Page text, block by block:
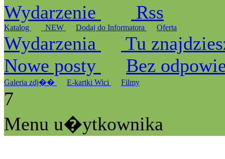
Wydarzenie
Rss
Katalog _NEW Dodaj do Informatora Oferta
Wydarzenia
Tu
Nowe posty
Bez
Galeria zdj�� E-kartki Wici Filmy
7
Menu u�ytkownika